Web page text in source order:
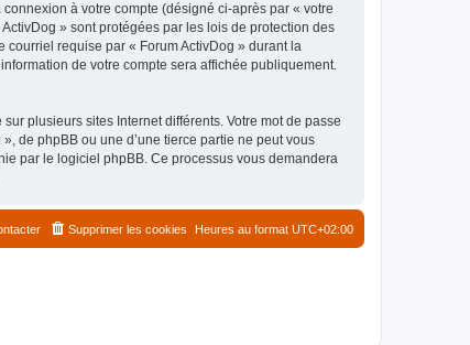
à votre compte (désigné ci-après par « votre
» sont protégées par les lois de protection des
courriel requise par « Forum ActivDog » durant la
de votre compte sera affichée publiquement.
plusieurs sites Internet différents. Votre mot de passe
de phpBB ou une d’une tierce partie ne peut vous
par le logiciel phpBB. Ce processus vous demandera
Heures au format UTC+02:00
Supprimer les cookies